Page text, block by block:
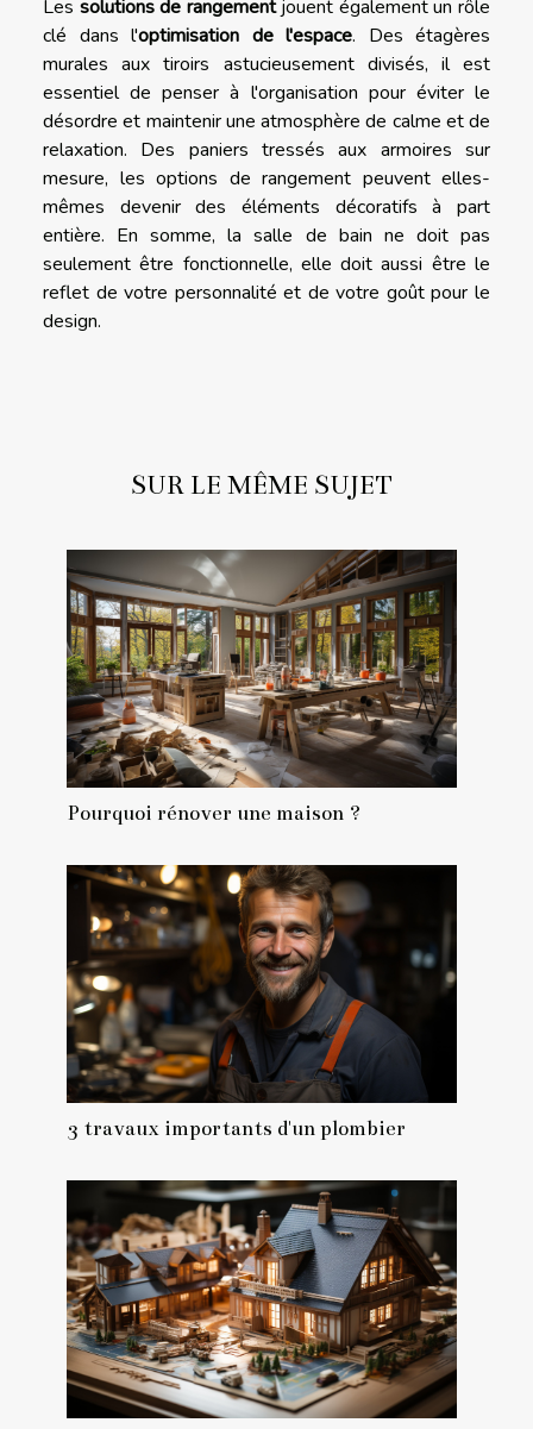
Les solutions de rangementjouent également un rôle
clé dans l'optimisation de l'espace. Des étagères
murales aux tiroirs astucieusement divisés, il est
essentiel de penser à l'organisation pour éviter le
désordre et maintenir une atmosphère de calme et de
relaxation. Des paniers tressés aux armoires sur
mesure, les options de rangement peuvent elles-
mêmes devenir des éléments décoratifs à part
entière. En somme, la salle de bain ne doit pas
seulement être fonctionnelle, elle doit aussi être le
reflet de votre personnalité et de votre goût pour le
design.
SUR LE MÊME SUJET
Pourquoi rénover une maison ?
3 travaux importants d'un plombier